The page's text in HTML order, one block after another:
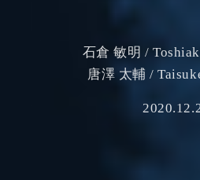
石倉 敏明 /
唐澤 太輔 /